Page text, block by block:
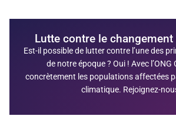
Lutte contre le
Est-il possible de lutter contre l’une des
de notre époque ? Oui ! Avec l’ONG
concrètement les populations affectées
climatique. Rejoignez-